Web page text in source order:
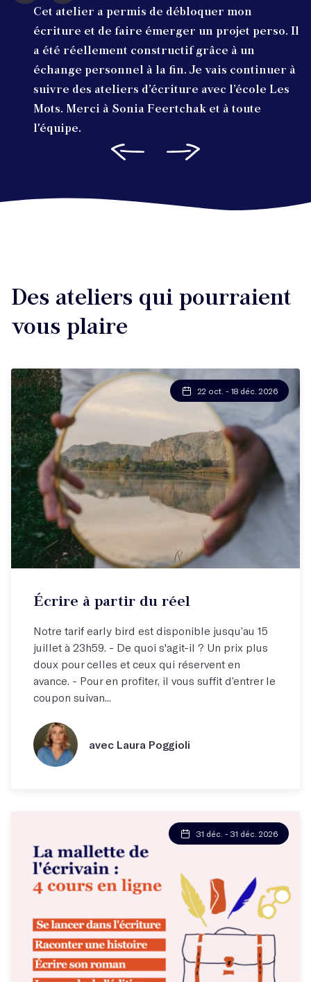
Cet atelier a permis de débloquer mon
écriture et de faire émerger un projet perso. Il
a été réellement constructif grâce à un
échange personnel à la fin. Je vais continuer à
suivre des ateliers d’écriture avec l’école Les
Mots. Merci à Sonia Feertchak et à toute
l'équipe.
Des ateliers qui pourraient
vous plaire
22 oct. - 18 déc. 2026
Écrire à partir du réel
Notre tarif early bird est disponible jusqu’au 15
juillet à 23h59. - De quoi s'agit-il ? Un prix plus
doux pour celles et ceux qui réservent en
avance. - Pour en profiter, il vous suffit d’entrer le
coupon suivan...
avec Laura Poggioli
31 déc. - 31 déc. 2026